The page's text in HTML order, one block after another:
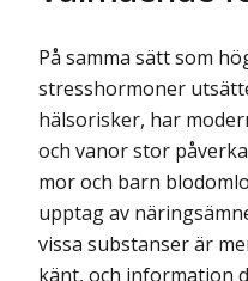
På samma sätt som
stresshormoner
hälsorisker, har
och vanor stor
mor och barn
upptag av
vissa substanser är
känt, och information